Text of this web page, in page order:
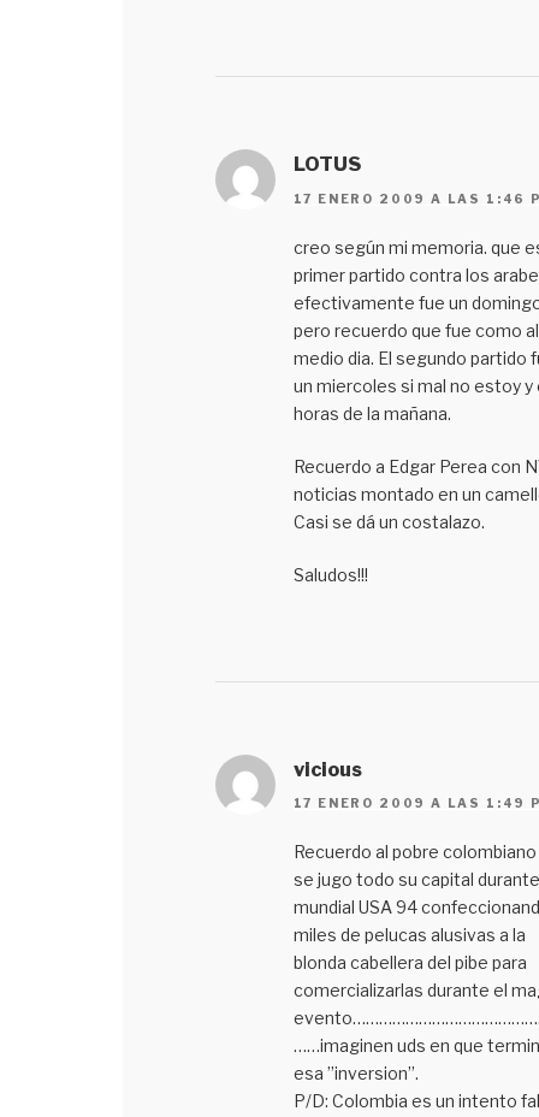
LOTUS
17 ENERO 2009 A LAS 1:46
creo según mi memoria. que
primer partido contra los
efectivamente fue un
pero recuerdo que fue como al
medio dia. El segundo partido
un miercoles si mal no estoy y
horas de la mañana.
Recuerdo a Edgar Perea con
noticias montado en un
Casi se dá un costalazo.
Saludos!!!
vicious
17 ENERO 2009 A LAS 1:49
Recuerdo al pobre
se jugo todo su capital
mundial USA 94
miles de pelucas alusivas a la
blonda cabellera del pibe para
comercializarlas durante el
……imaginen uds en que
esa ’’inversion’’.
P/D: Colombia es un intento